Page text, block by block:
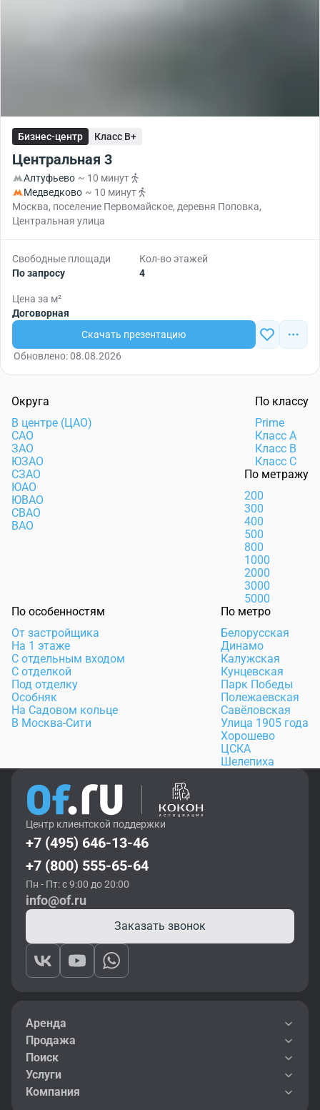
Бизнес-центр Класс B+
Центральная 3
Алтуфьево ~ 10 минут
Медведково ~ 10 минут
Москва, поселение Первомайское, деревня Поповка,
Центральная улица
Свободные площади
По запросу
Кол-во этажей
4
Цена за м²
Договорная
Скачать презентацию
Обновлено: 08.08.2026
Округа
В центре (ЦАО)
САО
ЗАО
ЮЗАО
СЗАО
ЮАО
ЮВАО
СВАО
ВАО
По классу
Prime
Класс А
Класс В
Класс С
По метражу
200
300
400
500
800
1000
2000
3000
5000
По особенностям
От застройщика
На 1 этаже
С отдельным входом
С отделкой
Под отделку
Особняк
На Садовом кольце
В Москва-Сити
По метро
Белорусская
Динамо
Калужская
Кунцевская
Парк Победы
Полежаевская
Савёловская
Улица 1905 года
Хорошево
ЦСКА
Шелепиха
Центр клиентской поддержки
+7 (495) 646-13-46
+7 (800) 555-65-64
Пн - Пт: с 9:00 до 20:00
info@of.ru
Заказать звонок
Аренда
Продажа
Поиск
Услуги
Компания